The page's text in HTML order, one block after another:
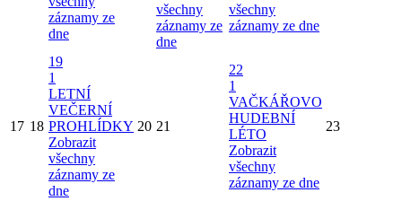
záznamy ze
dne
všechny
záznamy ze
dne
všechny
záznamy ze dne
17 18
19
1
LETNÍ
VEČERNÍ
PROHLÍDKY
Zobrazit
všechny
záznamy ze
dne
20 21
22
1
VAČKÁŘOVO
HUDEBNÍ
LÉTO
Zobrazit
všechny
záznamy ze dne
23